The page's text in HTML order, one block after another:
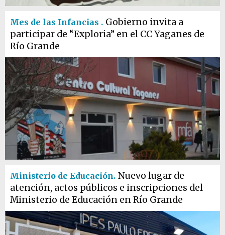
Mes de las Infancias . Gobierno invita a
participar de “Exploria” en el CC Yaganes de
Río Grande
Ministerio de Educación. Nuevo lugar de
atención, actos públicos e inscripciones del
Ministerio de Educación en Río Grande